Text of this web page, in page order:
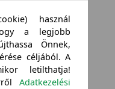
használ
a legjobb
Önnek,
céljából. A
letilthatja!
Adatkezelési